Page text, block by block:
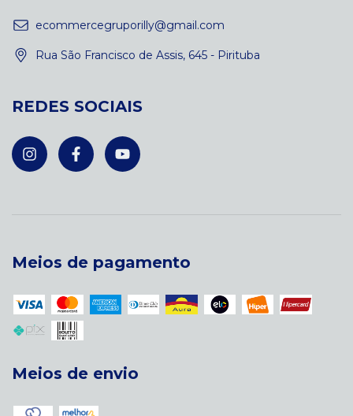
ecommercegruporilly@gmail.com
Rua São Francisco de Assis, 645 - Pirituba
REDES SOCIAIS
Meios de pagamento
Meios de envio